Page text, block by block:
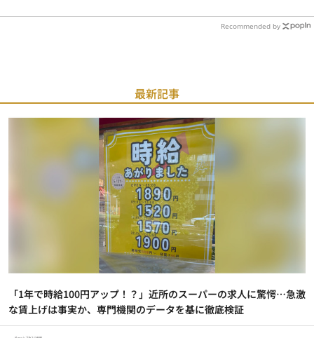
Recommended by
最新記事
「1年で時給100円アップ！？」近所のスーパーの求人に驚愕…急激
な賃上げは事実か、専門機関のデータを基に徹底検証